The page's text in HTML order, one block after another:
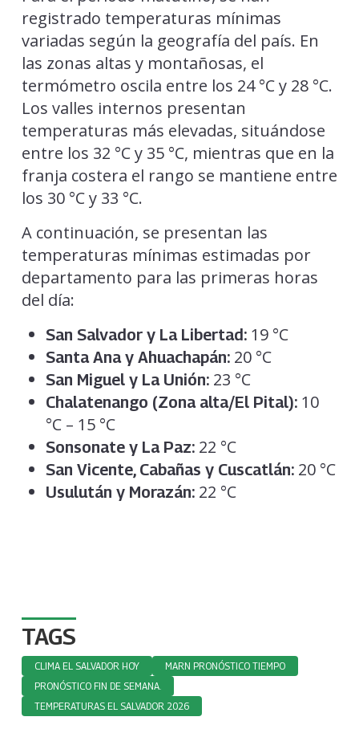
registrado temperaturas mínimas
variadas según la geografía del país. En
las zonas altas y montañosas, el
termómetro oscila entre los 24 °C y 28 °C.
Los valles internos presentan
temperaturas más elevadas, situándose
entre los 32 °C y 35 °C, mientras que en la
franja costera el rango se mantiene entre
los 30 °C y 33 °C.
A continuación, se presentan las
temperaturas mínimas estimadas por
departamento para las primeras horas
del día:
San Salvador y La Libertad:19 °C
Santa Ana y Ahuachapán:20 °C
San Miguel y La Unión:23 °C
Chalatenango (Zona alta/El Pital):10
°C – 15 °C
Sonsonate y La Paz:22 °C
San Vicente, Cabañas y Cuscatlán:20 °C
Usulután y Morazán:22 °C
TAGS
CLIMA EL SALVADOR HOY
MARN PRONÓSTICO TIEMPO
PRONÓSTICO FIN DE SEMANA.
TEMPERATURAS EL SALVADOR 2026